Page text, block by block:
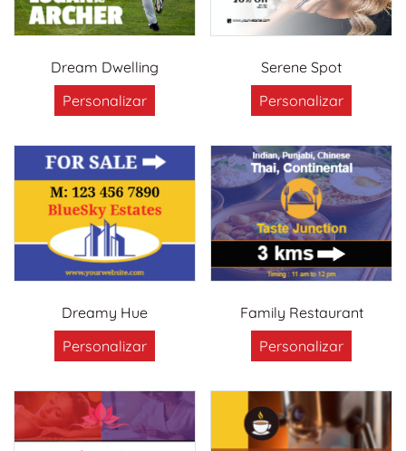
Dream Dwelling
Personalizar
Serene Spot
Personalizar
Dreamy Hue
Personalizar
Family Restaurant
Personalizar